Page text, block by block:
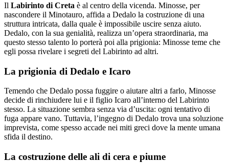
Il Labirinto di Creta è al centro della vicenda. Minosse, per
nascondere il Minotauro, affida a Dedalo la costruzione di una
struttura intricata, dalla quale è impossibile uscire senza aiuto.
Dedalo, con la sua genialità, realizza un’opera straordinaria, ma
questo stesso talento lo porterà poi alla prigionia: Minosse teme che
egli possa rivelare i segreti del Labirinto ad altri.
La prigionia di Dedalo e Icaro
Temendo che Dedalo possa fuggire o aiutare altri a farlo, Minosse
decide di rinchiudere lui e il figlio Icaro all’interno del Labirinto
stesso. La situazione sembra senza via d’uscita: ogni tentativo di
fuga appare vano. Tuttavia, l’ingegno di Dedalo trova una soluzione
imprevista, come spesso accade nei miti greci dove la mente umana
sfida il destino.
La costruzione delle ali di cera e piume